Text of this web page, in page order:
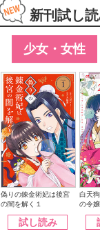
新刊試し
少女・女性
偽りの錬金術妃は後宮
の闇を解く１
試し読み
白天
の令嬢